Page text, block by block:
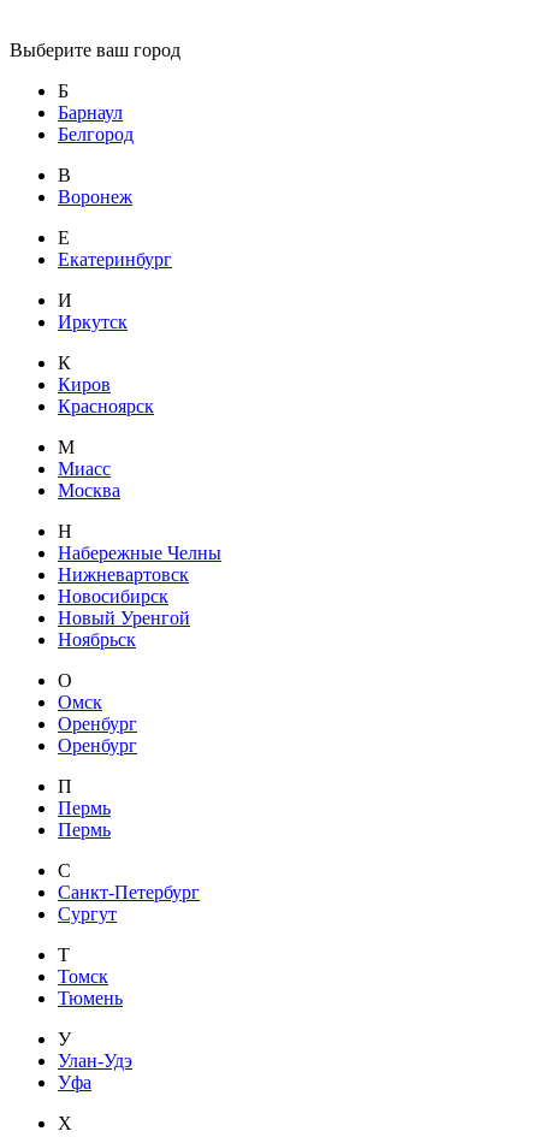
Выберите ваш город
Б
Барнаул
Белгород
В
Воронеж
Е
Екатеринбург
И
Иркутск
К
Киров
Красноярск
М
Миасс
Москва
Н
Набережные Челны
Нижневартовск
Новосибирск
Новый Уренгой
Ноябрьск
О
Омск
Оренбург
Оренбург
П
Пермь
Пермь
С
Санкт-Петербург
Сургут
Т
Томск
Тюмень
У
Улан-Удэ
Уфа
Х